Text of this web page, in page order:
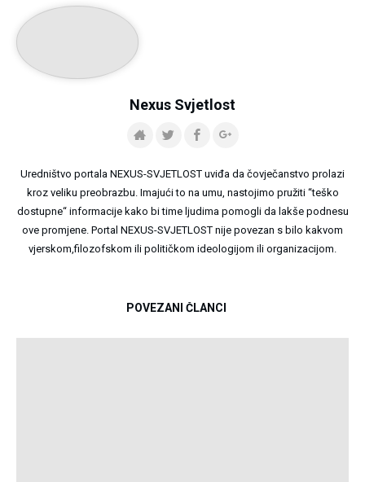
Nexus Svjetlost
Uredništvo portala NEXUS-SVJETLOST uviđa da čovječanstvo prolazi
kroz veliku preobrazbu. Imajući to na umu, nastojimo pružiti “teško
dostupne“ informacije kako bi time ljudima pomogli da lakše podnesu
ove promjene. Portal NEXUS-SVJETLOST nije povezan s bilo kakvom
vjerskom,filozofskom ili političkom ideologijom ili organizacijom.
POVEZANI ČLANCI